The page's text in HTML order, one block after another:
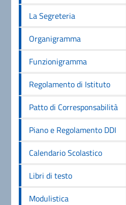
La Segreteria
Organigramma
Funzionigramma
Regolamento di Istituto
Patto di Corresponsabilità
Piano e Regolamento DDI
Calendario Scolastico
Libri di testo
Modulistica